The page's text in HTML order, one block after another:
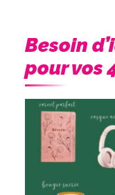
Besoin
pour vos